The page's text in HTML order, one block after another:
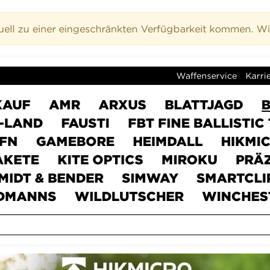
zu einer eingeschränkten Verfügbarkeit kommen.
Waffenservice
AMR ARXUS BLATTJAGD
LAND FAUSTI FBT FINE BALLISTIC
FN GAMEBORE HEIMDALL
KITE OPTICS MIROKU
& BENDER SIMWAY
WILDLUTSCHER